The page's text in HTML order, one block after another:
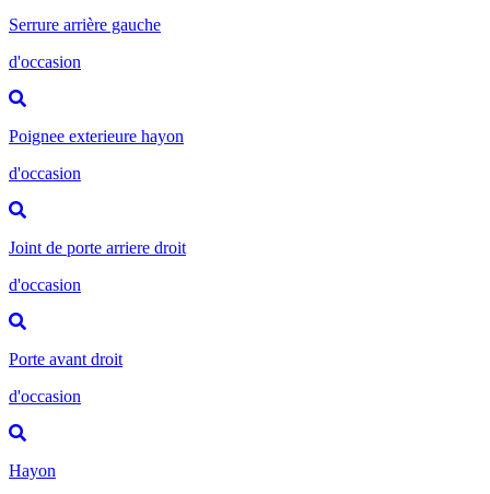
Serrure arrière gauche
d'occasion
Poignee exterieure hayon
d'occasion
Joint de porte arriere droit
d'occasion
Porte avant droit
d'occasion
Hayon